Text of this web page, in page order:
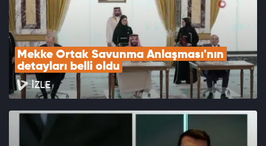
Mekke Ortak Savunma Anlaşması'nın
detayları belli oldu
İZLE